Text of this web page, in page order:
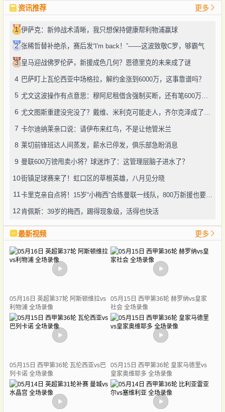
资讯推荐 更多
1 伊萨克：新帅战术清晰，我只想保持健康帮利物浦赢球
2 张稀哲替补绝杀，赛后发“I'm back！”——这波致敬C罗，够霸气
3 皇马迎战佛罗伦萨，新援成色几何？恩德里克的未来成了谜
4 巴萨盯上瓦伦西亚中场格拉，解约金涨到6000万，这事靠谱吗？
5
6
7 卡尔迪纳莱亲口说：请伊布来红鸟，不是让他管米兰
8 莱切前锋班达人间蒸发，薪水已停发，俱乐部急盼消息
9 曼联600万镑甩卖小将？球迷炸了：这管理层脑子进水了？
10街镇足球赛来了！虹口区的草根英雄，八月见分晓
11 卡里克亲自点将！15岁“小梅西”合练曼联一线队，800万新援也要露脸
12 肯佩斯：39岁的梅西，踢得现象级，活得也快活
最新视频 更多
05月16日 英超第37轮 阿斯顿维拉vs
利物浦 全场录像
05月15日 西甲第36轮 赫罗纳vs皇家
社会 全场录像
05月15日 西甲第36轮 瓦伦西亚vs巴
列卡诺 全场录像
05月15日 西甲第36轮 皇家马德里vs
皇家奥维耶多 全场录像